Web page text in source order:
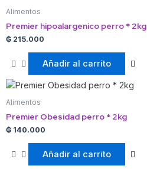
Alimentos
Premier hipoalargenico perro * 2kg
₲ 215.000
Añadir al carrito
Alimentos
Premier Obesidad perro * 2kg
₲ 140.000
Añadir al carrito